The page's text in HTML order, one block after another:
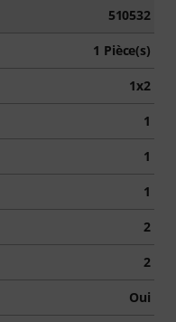
510532
1 Pièce(s)
1x2
1
1
1
2
2
Oui